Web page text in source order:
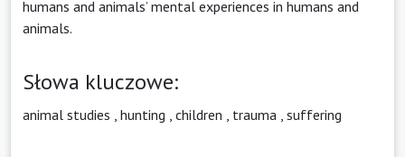
humans and animals’ mental experiences in humans and
animals.
Słowa kluczowe:
animal studies hunting children trauma suffering